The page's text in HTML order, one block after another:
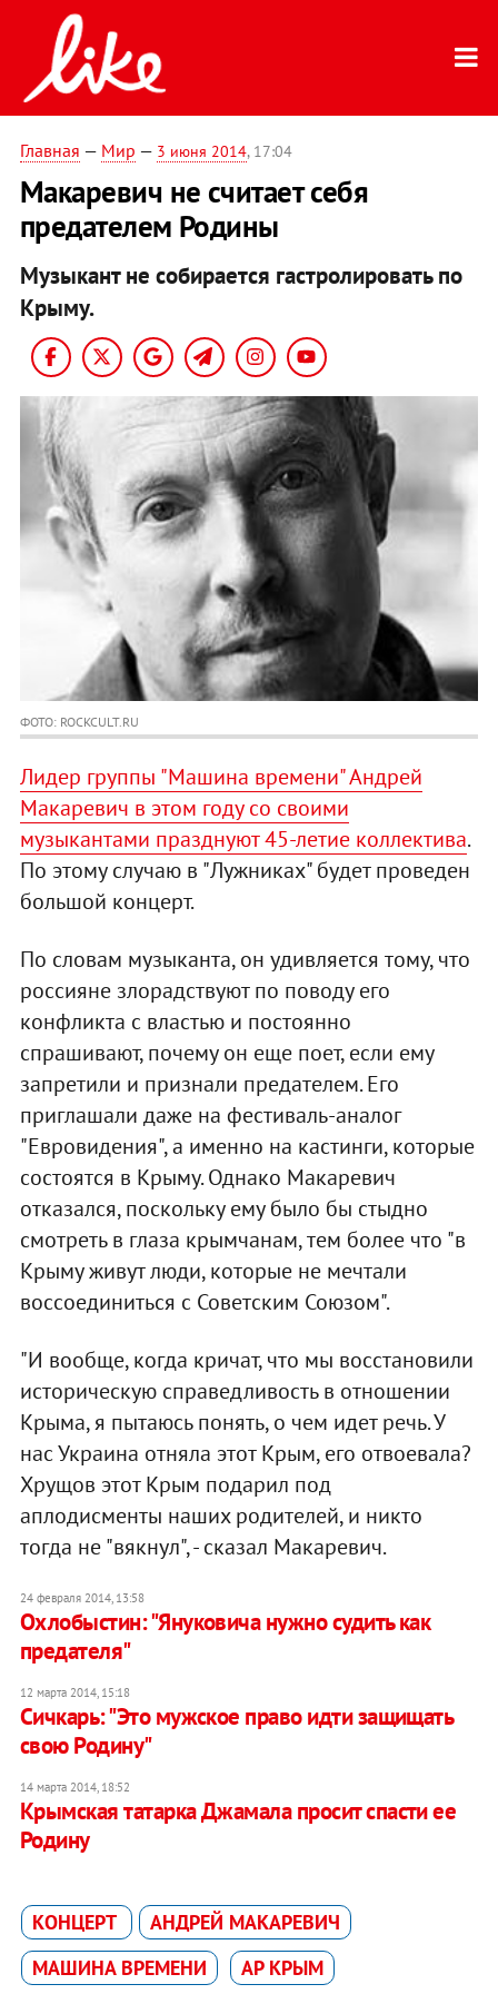
Главная — Мир — 3 июня 2014, 17:04
Макаревич не считает себя
предателем Родины
Музыкант не собирается гастролировать по
Крыму.
ФОТО: ROCKCULT.RU
Лидер группы "Машина времени" Андрей
Макаревич в этом году со своими
музыкантами празднуют 45-летие коллектива.
По этому случаю в "Лужниках" будет проведен
большой концерт.
По словам музыканта, он удивляется тому, что
россияне злорадствуют по поводу его
конфликта с властью и постоянно
спрашивают, почему он еще поет, если ему
запретили и признали предателем. Его
приглашали даже на фестиваль-аналог
"Евровидения", а именно на кастинги, которые
состоятся в Крыму. Однако Макаревич
отказался, поскольку ему было бы стыдно
смотреть в глаза крымчанам, тем более что "в
Крыму живут люди, которые не мечтали
воссоединиться с Советским Союзом".
"И вообще, когда кричат, что мы восстановили
историческую справедливость в отношении
Крыма, я пытаюсь понять, о чем идет речь. У
нас Украина отняла этот Крым, его отвоевала?
Хрущов этот Крым подарил под
аплодисменты наших родителей, и никто
тогда не "вякнул", - сказал Макаревич.
24 февраля 2014, 13:58
Охлобыстин: "Януковича нужно судить как
предателя"
12 марта 2014, 15:18
Сичкарь: "Это мужское право идти защищать
свою Родину"
14 марта 2014, 18:52
Крымская татарка Джамала просит спасти ее
Родину
КОНЦЕРТ
АНДРЕЙ МАКАРЕВИЧ
МАШИНА ВРЕМЕНИ
АР КРЫМ